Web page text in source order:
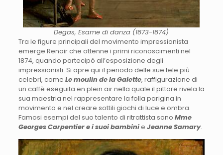
Degas, Esame di danza (1873-1874)
Tra le figure principali del movimento impressionista
emerge Renoir che ottenne i primi riconoscimenti nel
1874, quando partecipò all’esposizione degli
impressionisti. Si apre qui il periodo delle sue tele più
celebri, come Le moulin de la Galette, raffigurazione di
un caffè eseguita en plein air nella quale il pittore rivela la
sua maestria nel rappresentare la folla parigina in
movimento e nel creare sottili giochi di luce e ombra.
Famosi esempi del suo talento di ritrattista sono Mme
Georges Carpentier e i suoi bambinie Jeanne Samary.